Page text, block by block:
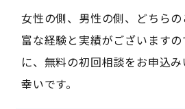
女性の側、男性の側、どちら
富な経験と実績がございます
に、無料の初回相談をお申込
幸いです。